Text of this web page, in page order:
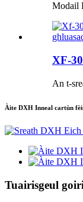
Modail
XF-
An t-
Àite DXH Inneal cartùn
Tuairisgeul